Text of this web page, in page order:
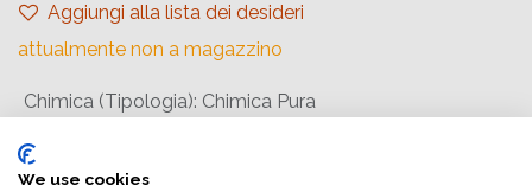
Aggiungi alla lista dei desideri
attualmente non a magazzino
Chimica (Tipologia): Chimica Pura
Confezione
Quantità (Chimica)
We use cookies